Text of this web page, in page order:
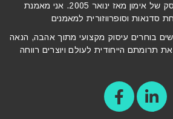
שמי שרית אמיתי ויש לי עסק של אימון מאז ינואר 2005. אני מאמנת
סדנאות וסופרווזורית למאמנים
בוחרים עיסוק מקצועי מתוך אהבה, הנאה
תרומתם הייחודית לעולם ויוצרים רווחה